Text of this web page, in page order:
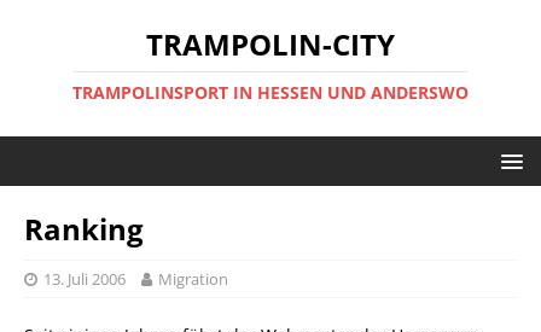
TRAMPOLIN-CITY
TRAMPOLINSPORT IN HESSEN UND ANDERSWO
Ranking
13. Juli 2006 Migration